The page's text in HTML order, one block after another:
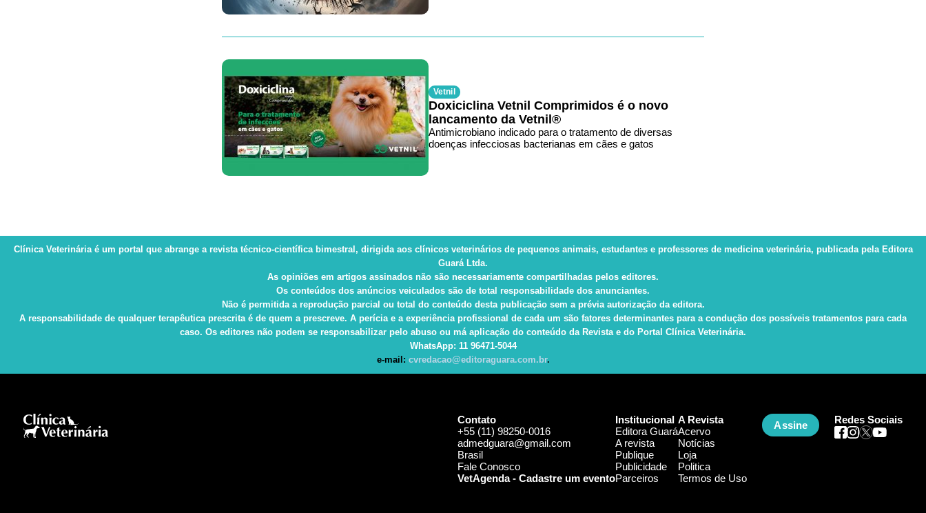
Vetnil
Doxiciclina Vetnil Comprimidos é o novo
lancamento da Vetnil®
Antimicrobiano indicado para o tratamento de diversas
doenças infecciosas bacterianas em cães e gatos
Clínica Veterináriaé um portal que abrange a revista técnico-científica bimestral, dirigida aos clínicos veterinários de pequenos animais, estudantes e professores de medicina veterinária, publicada pela Editora
Guará Ltda.
As opiniões em artigos assinados não são necessariamente compartilhadas pelos editores.
Os conteúdos dos anúncios veiculados são de total responsabilidade dos anunciantes.
Não é permitida a reprodução parcial ou total do conteúdo desta publicação sem a prévia autorização da editora.
A responsabilidade de qualquer terapêutica prescrita é de quem a prescreve. A perícia e a experiência profissional de cada um são fatores determinantes para a condução dos possíveis tratamentos para cada
caso. Os editores não podem se responsabilizar pelo abuso ou má aplicação do conteúdo da Revista e do Portal Clínica Veterinária.
WhatsApp: 11 96471-5044
e-mail: cvredacao@editoraguara.com.br.
Contato
+55 (11) 98250-0016
admedguara@gmail.com
Brasil
Fale Conosco
VetAgenda - Cadastre um evento
Institucional
Editora Guará
A revista
Publique
Publicidade
Parceiros
A Revista
Acervo
Notícias
Loja
Politica
Termos de Uso
Assine Redes Sociais